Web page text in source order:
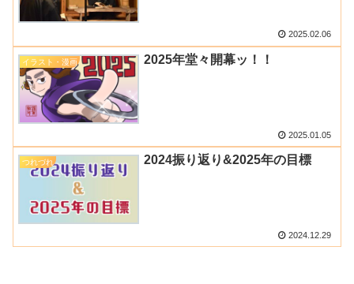
2025.02.06
イラスト・漫画 2025年堂々開幕ッ！！
2025.01.05
つれづれ 2024振り返り&2025年の目標
2024.12.29